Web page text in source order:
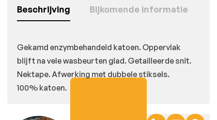
Beschrijving Bijkomende informatie
Gekamd enzymbehandeld katoen. Oppervlak
blijft na vele wasbeurten glad. Getailleerde snit.
Nektape. Afwerking met dubbele stiksels.
100% katoen.